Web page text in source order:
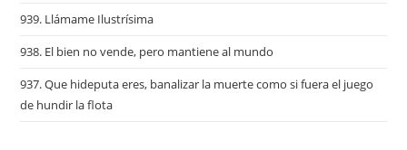
939. Llámame Ilustrísima
938. El bien no vende, pero mantiene al mundo
937. Que hideputa eres, banalizar la muerte como si fuera el juego
de hundir la flota